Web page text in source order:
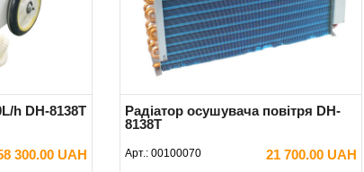
h DH-8138Т
300.00 UAH
Радіатор осушувача повітря DH-
8138Т
Арт.: 00100070 21 700.00 UAH